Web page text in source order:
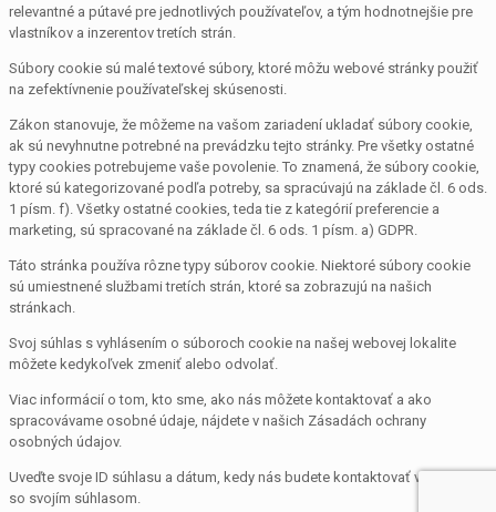
relevantné a pútavé pre jednotlivých používateľov, a tým hodnotnejšie pre
vlastníkov a inzerentov tretích strán.
Súbory cookie sú malé textové súbory, ktoré môžu webové stránky použiť
na zefektívnenie používateľskej skúsenosti.
Zákon stanovuje, že môžeme na vašom zariadení ukladať súbory cookie,
ak sú nevyhnutne potrebné na prevádzku tejto stránky. Pre všetky ostatné
typy cookies potrebujeme vaše povolenie. To znamená, že súbory cookie,
ktoré sú kategorizované podľa potreby, sa spracúvajú na základe čl. 6 ods.
1 písm. f). Všetky ostatné cookies, teda tie z kategórií preferencie a
marketing, sú spracované na základe čl. 6 ods. 1 písm. a) GDPR.
Táto stránka používa rôzne typy súborov cookie. Niektoré súbory cookie
sú umiestnené službami tretích strán, ktoré sa zobrazujú na našich
stránkach.
Svoj súhlas s vyhlásením o súboroch cookie na našej webovej lokalite
môžete kedykoľvek zmeniť alebo odvolať.
Viac informácií o tom, kto sme, ako nás môžete kontaktovať a ako
spracovávame osobné údaje, nájdete v našich Zásadách ochrany
osobných údajov.
Uveďte svoje ID súhlasu a dátum, kedy nás budete kontaktovať v súvislosti
so svojím súhlasom.